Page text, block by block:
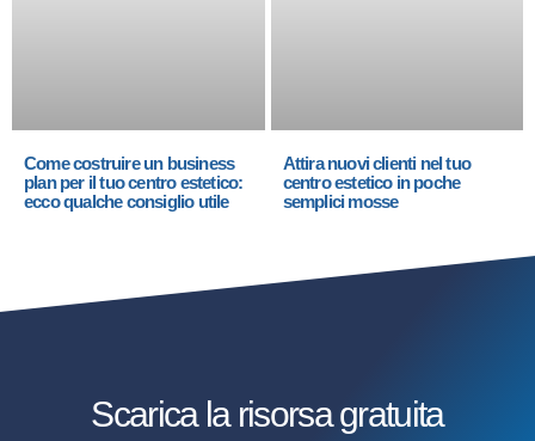
Come costruire un business
plan per il tuo centro estetico:
ecco qualche consiglio utile
Attira nuovi clienti nel tuo
centro estetico in poche
semplici mosse
Scarica la risorsagratuita